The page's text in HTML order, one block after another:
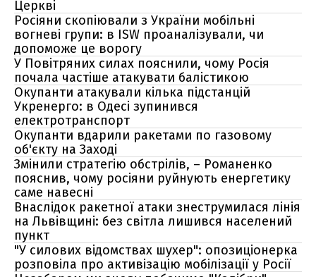
Церкві
Росіяни скопіювали з України мобільні
вогневі групи: в ISW проаналізували, чи
допоможе це ворогу
У Повітряних силах пояснили, чому Росія
почала частіше атакувати балістикою
Окупанти атакували кілька підстанцій
Укренерго: в Одесі зупинився
електротранспорт
Окупанти вдарили ракетами по газовому
об'єкту на Заході
Змінили стратегію обстрілів, – Романенко
пояснив, чому росіяни руйнують енергетику
саме навесні
Внаслідок ракетної атаки знеструмилася лінія
на Львівщині: без світла лишився населений
пункт
"У силових відомствах шухер": опозиціонерка
розповіла про активізацію мобілізації у Росії